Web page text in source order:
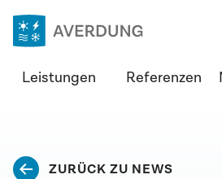
Zum
Inhalt
Ingenieure
GmbH
Leistungen Referenzen
ZURÜCK ZU NEWS